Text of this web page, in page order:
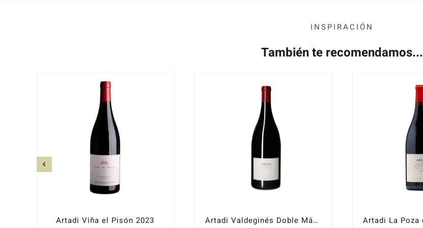
INSPIRACIÓN
También te recomendamos...
Artadi Viña el Pisón 2023 Artadi Valdeginés Doble Mágnum 2016